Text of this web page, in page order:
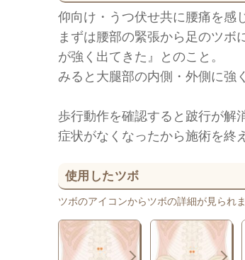
仰向け・うつ伏せ共に腰痛を感
まずは腰部の緊張から足のツ
が強く出てきた』とのこと。
みると大腿部の内側・外側に強
歩行動作を確認すると跛行が解
症状がなくなったから施術を終
使用したツボ
ツボのアイコンからツボの詳細が見られ